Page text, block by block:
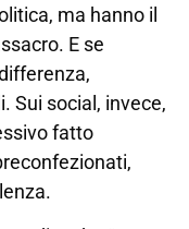
ma hanno il
E se
Sui social, invece,
fatto